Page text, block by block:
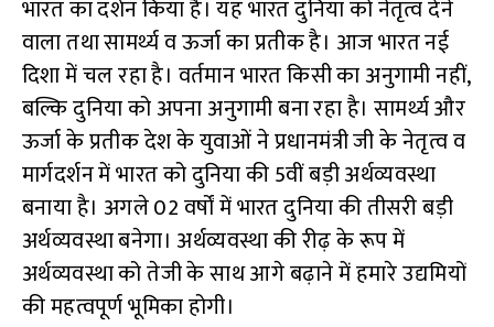
p
भारत का दर्शन किया है। यह भारत दुनिया को नेतृत्व देने
वाला तथा सामर्थ्य व ऊर्जा का प्रतीक है। आज भारत नई
दिशा में चल रहा है। वर्तमान भारत किसी का अनुगामी नहीं,
बल्कि दुनिया को अपना अनुगामी बना रहा है। सामर्थ्य और
ऊर्जा के प्रतीक देश के युवाओं ने प्रधानमंत्री जी के नेतृत्व व
मार्गदर्शन में भारत को दुनिया की 5वीं बड़ी अर्थव्यवस्था
बनाया है। अगले 02 वर्षों में भारत दुनिया की तीसरी बड़ी
अर्थव्यवस्था बनेगा। अर्थव्यवस्था की रीढ़ के रूप में
अर्थव्यवस्था को तेजी के साथ आगे बढ़ाने में हमारे उद्यमियों
की महत्वपूर्ण भूमिका होगी।